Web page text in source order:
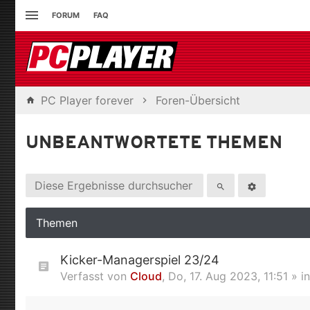
FORUM FAQ
PC Player forever Foren-Übersicht
UNBEANTWORTETE THEMEN
Themen
Kicker-Managerspiel 23/24
Verfasst von Cloud, Do, 17. Aug 2023, 11:51 » in